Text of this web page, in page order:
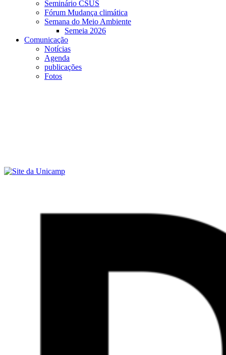
Seminário CSUS
Fórum Mudança climática
Semana do Meio Ambiente
Semeia 2026
Comunicação
Notícias
Agenda
publicações
Fotos